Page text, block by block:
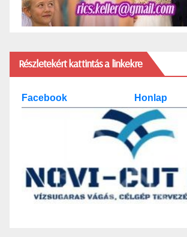
Részletekért kattintás a linkekre
Facebook Honlap